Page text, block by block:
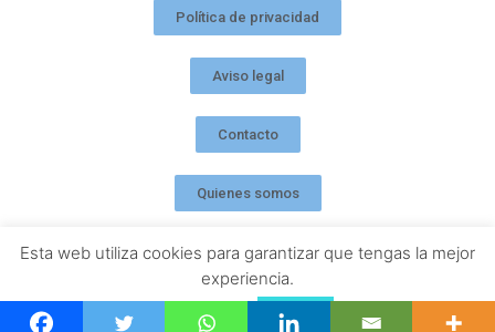
Política de privacidad
Aviso legal
Contacto
Quienes somos
Esta web utiliza cookies para garantizar que tengas la mejor
experiencia.
Leer más
Acepto